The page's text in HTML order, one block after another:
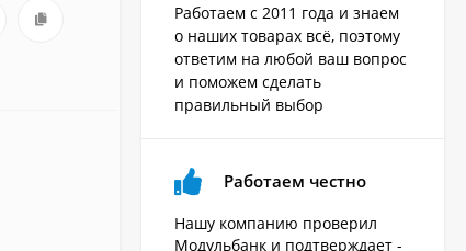
Работаем с 2011 года и знаем
о наших товарах всё, поэтому
ответим на любой ваш вопрос
и поможем сделать
правильный выбор
Работаем честно
Нашу компанию проверил
Модульбанк и подтверждает -